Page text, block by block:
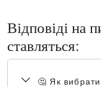
Відповіді на
ставляться:
🤔 Як